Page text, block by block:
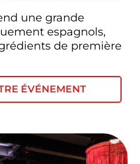
une grande
espagnols,
de première
ÉVÉNEMENT